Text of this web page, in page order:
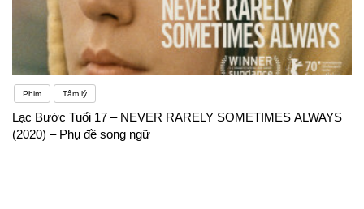
Phim Tâm lý
Lạc Bước Tuổi 17 – NEVER RARELY SOMETIMES ALWAYS
(2020) – Phụ đề song ngữ